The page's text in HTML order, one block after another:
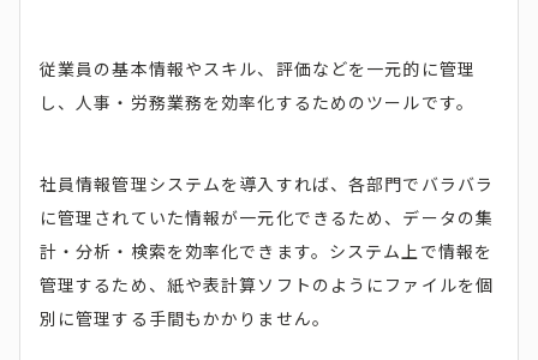
従業員の基本情報やスキル、評価などを一元的に管理
し、人事・労務業務を効率化するためのツールです。
社員情報管理システムを導入すれば、各部門でバラバラ
に管理されていた情報が一元化できるため、データの集
計・分析・検索を効率化できます。システム上で情報を
管理するため、紙や表計算ソフトのようにファイルを個
別に管理する手間もかかりません。